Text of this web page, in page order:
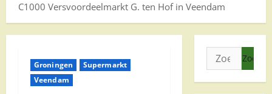
C1000 Versvoordeelmarkt G. ten Hof in Veendam
Groningen
Supermarkt
Veendam
Zoeken
naar: